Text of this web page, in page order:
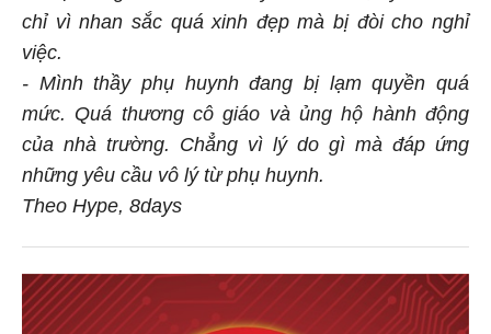
chỉ vì nhan sắc quá xinh đẹp mà bị đòi cho nghỉ
việc.
- Mình thầy phụ huynh đang bị lạm quyền quá
mức. Quá thương cô giáo và ủng hộ hành động
của nhà trường. Chẳng vì lý do gì mà đáp ứng
những yêu cầu vô lý từ phụ huynh.
Theo Hype, 8days